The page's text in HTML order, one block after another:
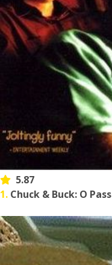
5.87
1. Chuck & Buck: O